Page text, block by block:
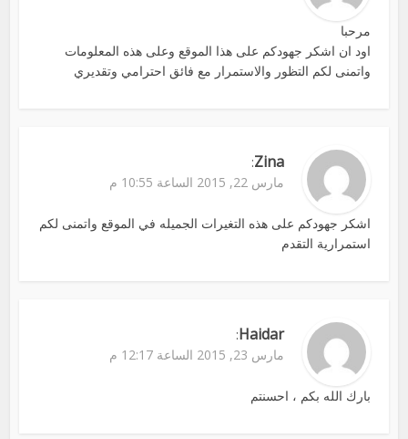
مرحبا
اود ان اشكر جهودكم على هذا الموقع وعلى هذه المعلومات
واتمنى لكم التظور والاستمرار مع فائق احترامي وتقديري
Zina
:
مارس 22, 2015 الساعة 10:55 م
اشكر جهودكم على هذه التغيرات الجميله في الموقع واتمنى لكم
استمرارية التقدم
Haidar
:
مارس 23, 2015 الساعة 12:17 م
بارك الله بكم ، احسنتم